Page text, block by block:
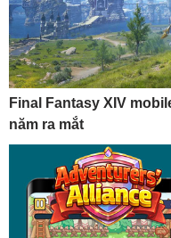
Final Fantasy XIV
năm ra mắt